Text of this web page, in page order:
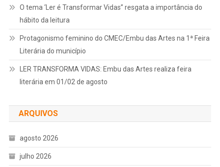
O tema ‘Ler é Transformar Vidas” resgata a importância do
hábito da leitura
Protagonismo feminino do CMEC/Embu das Artes na 1ª Feira
Literária do município
LER TRANSFORMA VIDAS: Embu das Artes realiza feira
literária em 01/02 de agosto
ARQUIVOS
agosto 2026
julho 2026